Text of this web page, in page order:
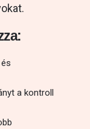
a kontroll